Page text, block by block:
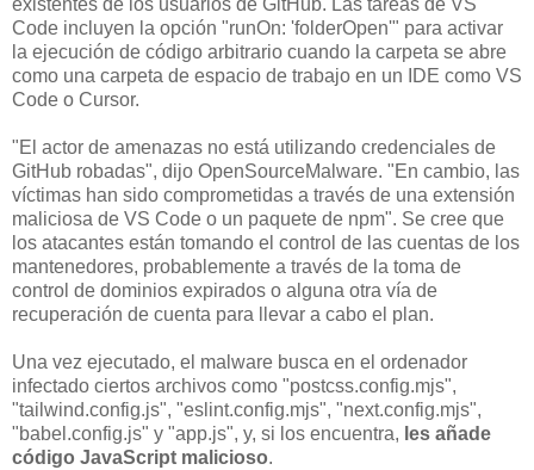
existentes de los usuarios de GitHub. Las tareas de VS
Code incluyen la opción "runOn: 'folderOpen'" para activar
la ejecución de código arbitrario cuando la carpeta se abre
como una carpeta de espacio de trabajo en un IDE como VS
Code o Cursor.
"El actor de amenazas no está utilizando credenciales de
GitHub robadas", dijo OpenSourceMalware. "En cambio, las
víctimas han sido comprometidas a través de una extensión
maliciosa de VS Code o un paquete de npm". Se cree que
los atacantes están tomando el control de las cuentas de los
mantenedores, probablemente a través de la toma de
control de dominios expirados o alguna otra vía de
recuperación de cuenta para llevar a cabo el plan.
Una vez ejecutado, el malware busca en el ordenador
infectado ciertos archivos como "postcss.config.mjs",
"tailwind.config.js", "eslint.config.mjs", "next.config.mjs",
"babel.config.js" y "app.js", y, si los encuentra, les añade
código JavaScript malicioso.